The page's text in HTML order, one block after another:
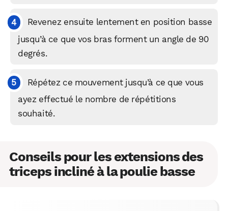
Revenez ensuite lentement en position basse
jusqu’à ce que vos bras forment un angle de 90
degrés.
Répétez ce mouvement jusqu’à ce que vous
ayez effectué le nombre de répétitions
souhaité.
Conseils pour les extensions des
triceps incliné à la poulie basse
Facebook LinkedIn